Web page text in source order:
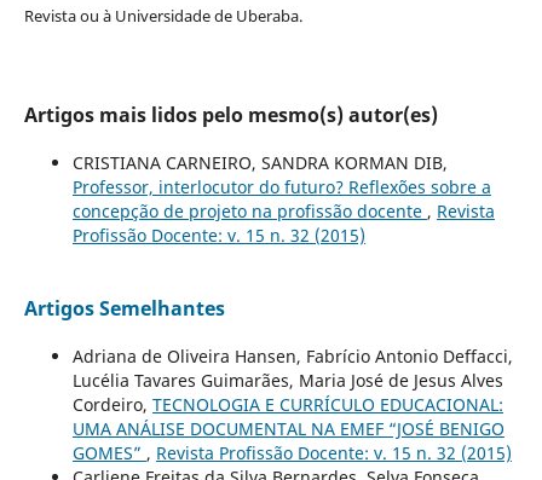
Revista ou à Universidade de Uberaba.
Artigos mais lidos pelo mesmo(s) autor(es)
CRISTIANA CARNEIRO, SANDRA KORMAN DIB,
Professor, interlocutor do futuro? Reflexões sobre a
concepção de projeto na profissão docente , Revista
Profissão Docente: v. 15 n. 32 (2015)
Artigos Semelhantes
Adriana de Oliveira Hansen, Fabrício Antonio Deffacci,
Lucélia Tavares Guimarães, Maria José de Jesus Alves
Cordeiro, TECNOLOGIA E CURRÍCULO EDUCACIONAL:
UMA ANÁLISE DOCUMENTAL NA EMEF “JOSÉ BENIGO
GOMES” , Revista Profissão Docente: v. 15 n. 32 (2015)